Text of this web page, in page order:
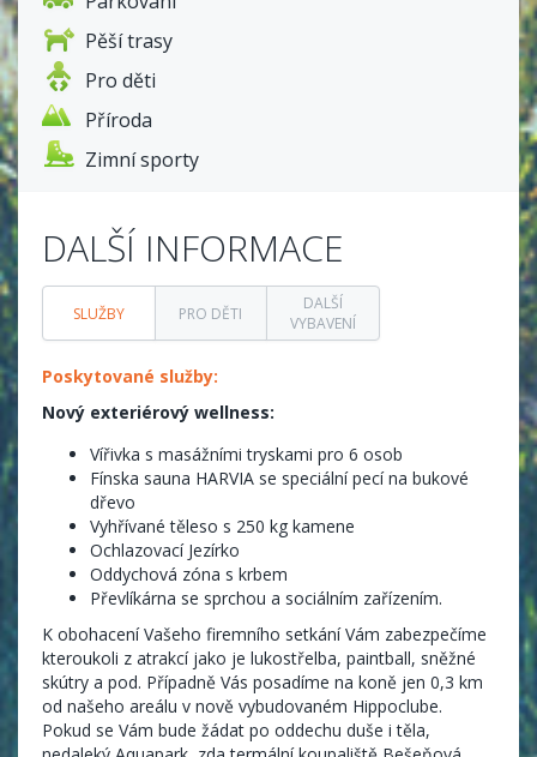
Pěší trasy
Pro děti
Příroda
Zimní sporty
DALŠÍ INFORMACE
SLUŽBY PRO DĚTI
DALŠÍ
VYBAVENÍ
Poskytované služby:
Nový exteriérový wellness:
Vířivka s masážními tryskami pro 6 osob
Fínska sauna HARVIA se speciální pecí na bukové
dřevo
Vyhřívané těleso s 250 kg kamene
Ochlazovací Jezírko
Oddychová zóna s krbem
Převlíkárna se sprchou a sociálním zařízením.
K obohacení Vašeho firemního setkání Vám zabezpečíme
kteroukoli z atrakcí jako je lukostřelba, paintball, sněžné
skútry a pod. Případně Vás posadíme na koně jen 0,3 km
od našeho areálu v nově vybudovaném Hippoclube.
Pokud se Vám bude žádat po oddechu duše i těla,